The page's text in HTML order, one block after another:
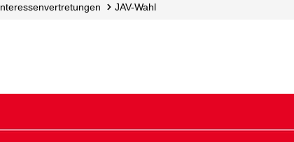
Interessen­vertretungen JAV-Wahl